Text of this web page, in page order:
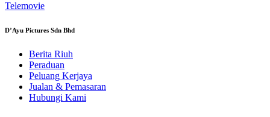
Telemovie
D’Ayu Pictures Sdn Bhd
Berita Riuh
Peraduan
Peluang Kerjaya
Jualan & Pemasaran
Hubungi Kami